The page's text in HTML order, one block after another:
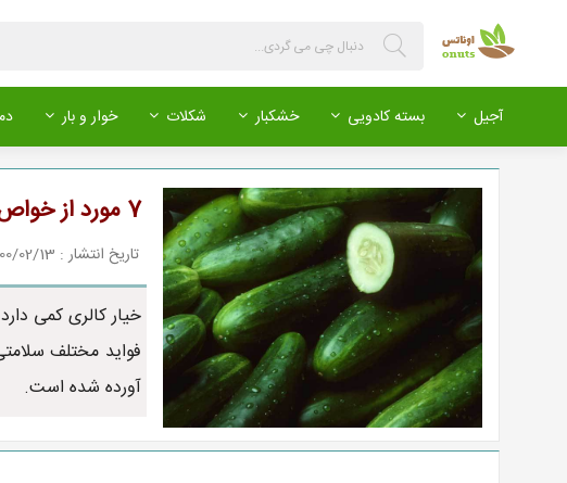
آجیل بسته کادویی خشکبار شکلات خوار و بار
7 مورد از خواص سلامتی خیار
تاریخ انتشار : 1400/02/13 18:23:28
خیار کالری کمی
آورده شده است.
بادمجان ممتاز فلفل دلمه رنگی خیار گلخانه ای